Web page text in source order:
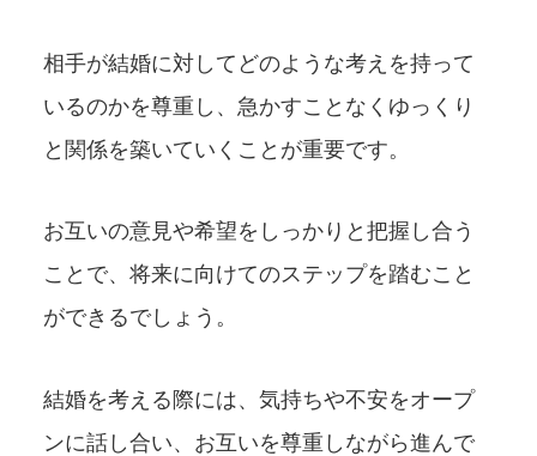
相手が結婚に対してどのような考えを持って
いるのかを尊重し、急かすことなくゆっくり
と関係を築いていくことが重要です。
お互いの意見や希望をしっかりと把握し合う
ことで、将来に向けてのステップを踏むこと
ができるでしょう。
結婚を考える際には、気持ちや不安をオープ
ンに話し合い、お互いを尊重しながら進んで